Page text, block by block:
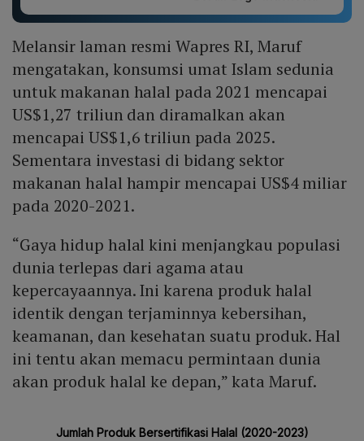
Melansir laman resmi Wapres RI, Maruf
mengatakan, konsumsi umat Islam sedunia
untuk makanan halal pada 2021 mencapai
US$1,27 triliun dan diramalkan akan
mencapai US$1,6 triliun pada 2025.
Sementara investasi di bidang sektor
makanan halal hampir mencapai US$4 miliar
pada 2020-2021.
“Gaya hidup halal kini menjangkau populasi
dunia terlepas dari agama atau
kepercayaannya. Ini karena produk halal
identik dengan terjaminnya kebersihan,
keamanan, dan kesehatan suatu produk. Hal
ini tentu akan memacu permintaan dunia
akan produk halal ke depan,” kata Maruf.